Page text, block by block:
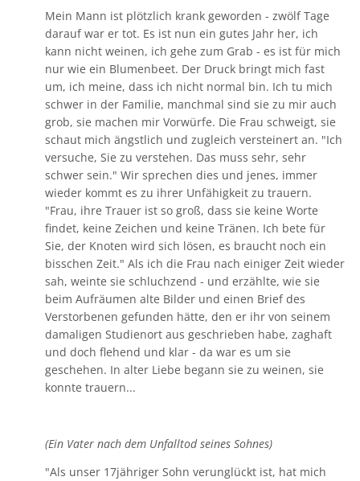
Mein Mann ist plötzlich krank geworden - zwölf Tage
darauf war er tot. Es ist nun ein gutes Jahr her, ich
kann nicht weinen, ich gehe zum Grab - es ist für mich
nur wie ein Blumenbeet. Der Druck bringt mich fast
um, ich meine, dass ich nicht normal bin. Ich tu mich
schwer in der Familie, manchmal sind sie zu mir auch
grob, sie machen mir Vorwürfe. Die Frau schweigt, sie
schaut mich ängstlich und zugleich versteinert an. "Ich
versuche, Sie zu verstehen. Das muss sehr, sehr
schwer sein." Wir sprechen dies und jenes, immer
wieder kommt es zu ihrer Unfähigkeit zu trauern.
"Frau, ihre Trauer ist so groß, dass sie keine Worte
findet, keine Zeichen und keine Tränen. Ich bete für
Sie, der Knoten wird sich lösen, es braucht noch ein
bisschen Zeit." Als ich die Frau nach einiger Zeit wieder
sah, weinte sie schluchzend - und erzählte, wie sie
beim Aufräumen alte Bilder und einen Brief des
Verstorbenen gefunden hätte, den er ihr von seinem
damaligen Studienort aus geschrieben habe, zaghaft
und doch flehend und klar - da war es um sie
geschehen. In alter Liebe begann sie zu weinen, sie
konnte trauern...
(Ein Vater nach dem Unfalltod seines Sohnes)
"Als unser 17jähriger Sohn verunglückt ist, hat mich